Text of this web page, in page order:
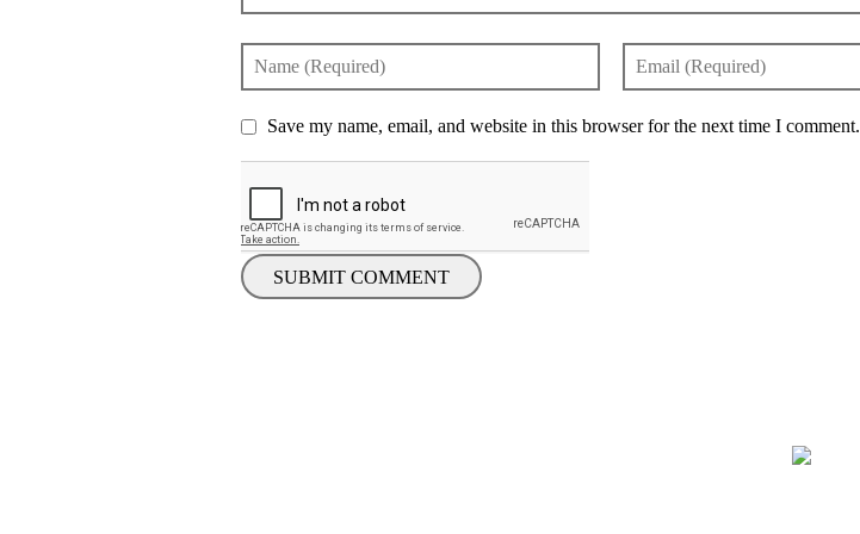
Save my name, email, and website in this browser for the next time I comment.